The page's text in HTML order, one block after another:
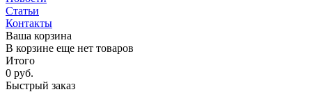
Статьи
Контакты
Ваша корзина
В корзине еще нет товаров
Итого
0 руб.
Быстрый заказ